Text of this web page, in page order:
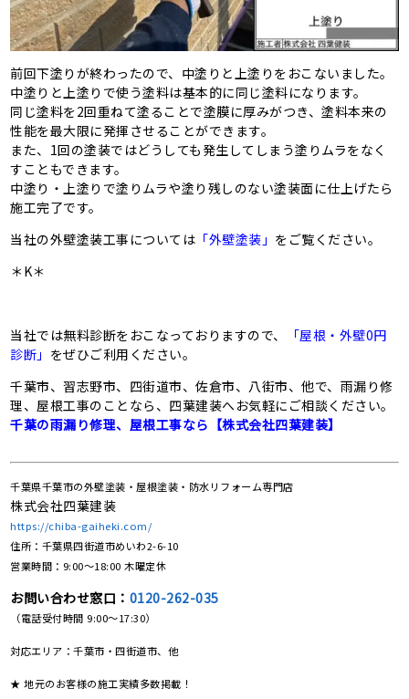
前回下塗りが終わったので、中塗りと上塗りをおこないました。
中塗りと上塗りで使う塗料は基本的に同じ塗料になります。
同じ塗料を2回重ねて塗ることで塗膜に厚みがつき、塗料本来の
性能を最大限に発揮させることができます。
また、1回の塗装ではどうしても発生してしまう塗りムラをなく
すこともできます。
中塗り・上塗りで塗りムラや塗り残しのない塗装面に仕上げたら
施工完了です。
当社の外壁塗装工事については 「外壁塗装」 をご覧ください。
＊K＊
当社では無料診断をおこなっておりますので、
「屋根・外壁0円
診断」 をぜひご利用ください。
千葉市、習志野市、四街道市、佐倉市、八街市、他で、雨漏り修
理、屋根工事のことなら、四葉建装へお気軽にご相談ください。
千葉の雨漏り修理、屋根工事なら【株式会社四葉建装】
千葉県千葉市の外壁塗装・屋根塗装・防水リフォーム専門店
株式会社四葉建装
https://chiba-gaiheki.com/
住所：千葉県四街道市めいわ2-6-10
営業時間：9:00〜18:00 木曜定休
お問い合わせ窓口： 0120-262-035
（電話受付時間 9:00〜17:30）
対応エリア：千葉市・四街道市、他
★ 地元のお客様の施工実績多数掲載！